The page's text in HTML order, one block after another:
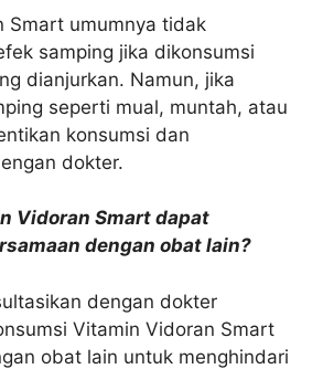
Smart umumnya tidak
samping jika dikonsumsi
dianjurkan. Namun, jika
seperti mual, muntah, atau
konsumsi dan
dokter.
Vidoran Smart dapat
dengan obat lain?
dengan dokter
Vitamin Vidoran Smart
obat lain untuk menghindari